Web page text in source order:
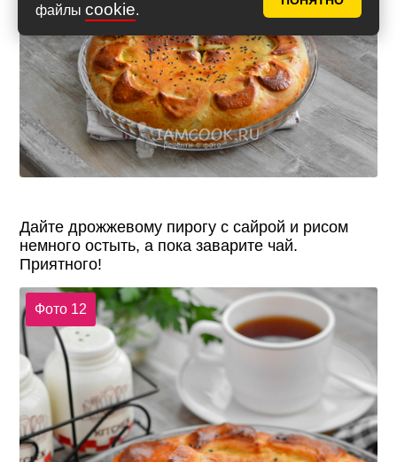
файлы cookie.
Дайте дрожжевому пирогу с сайрой и рисом
немного остыть, а пока заварите чай.
Приятного!
Фото 12